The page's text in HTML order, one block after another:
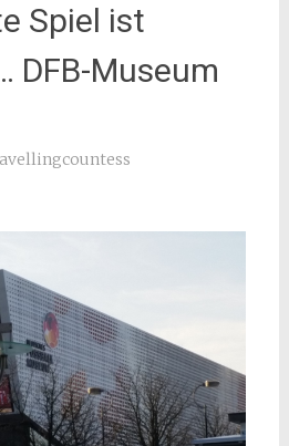
Spiel ist
DFB-Museum